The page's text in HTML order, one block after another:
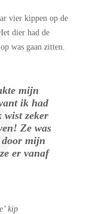
vier kippen op de
dier had de
was gaan zitten.
mijn
ik had
wist zeker
Ze was
mijn
er vanaf
kip